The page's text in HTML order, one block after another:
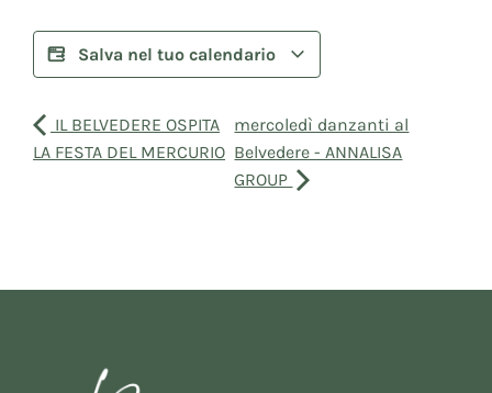
Salva nel tuo calendario
IL BELVEDERE OSPITA
LA FESTA DEL MERCURIO
mercoledì danzanti al
Belvedere - ANNALISA
GROUP